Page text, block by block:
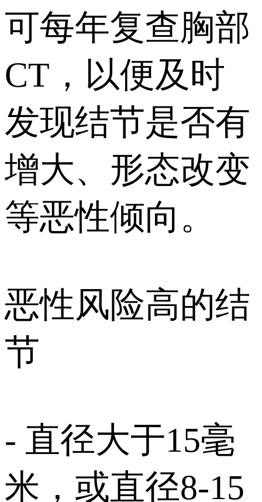
可每年复查胸部
CT，以便及时
发现结节是否有
增大、形态改变
等恶性倾向。
恶性风险高的结
节
- 直径大于15毫
米，或直径8-15